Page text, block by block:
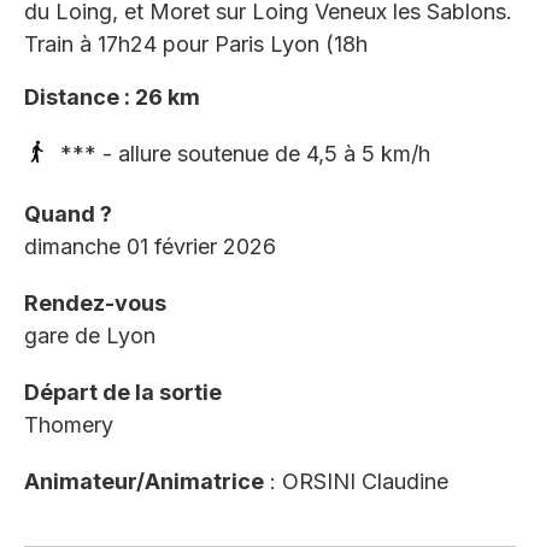
du Loing, et Moret sur Loing Veneux les Sablons.
Train à 17h24 pour Paris Lyon (18h
Distance : 26 km
*** - allure soutenue de 4,5 à 5 km/h
Quand ?
dimanche 01 février 2026
Rendez-vous
gare de Lyon
Départ de la sortie
Thomery
Animateur/Animatrice : ORSINI Claudine